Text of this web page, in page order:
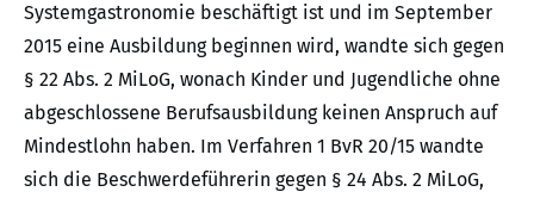
Systemgastronomie beschäftigt ist und im September
2015 eine Ausbildung beginnen wird, wandte sich gegen
§ 22 Abs. 2 MiLoG, wonach Kinder und Jugendliche ohne
abgeschlossene Berufsausbildung keinen Anspruch auf
Mindestlohn haben. Im Verfahren 1 BvR 20/15 wandte
sich die Beschwerdeführerin gegen § 24 Abs. 2 MiLoG,